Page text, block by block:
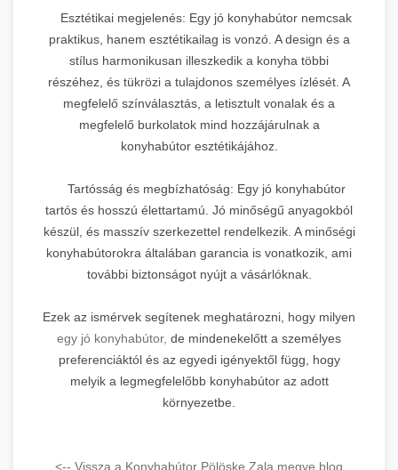
Esztétikai megjelenés: Egy jó konyhabútor nemcsak
praktikus, hanem esztétikailag is vonzó. A design és a
stílus harmonikusan illeszkedik a konyha többi
részéhez, és tükrözi a tulajdonos személyes ízlését. A
megfelelő színválasztás, a letisztult vonalak és a
megfelelő burkolatok mind hozzájárulnak a
konyhabútor esztétikájához.
Tartósság és megbízhatóság: Egy jó konyhabútor
tartós és hosszú élettartamú. Jó minőségű anyagokból
készül, és masszív szerkezettel rendelkezik. A minőségi
konyhabútorokra általában garancia is vonatkozik, ami
további biztonságot nyújt a vásárlóknak.
Ezek az ismérvek segítenek meghatározni, hogy milyen
egy jó konyhabútor, de mindenekelőtt a személyes
preferenciáktól és az egyedi igényektől függ, hogy
melyik a legmegfelelőbb konyhabútor az adott
környezetbe.
<-- Vissza a Konyhabútor Pölöske Zala megye blog